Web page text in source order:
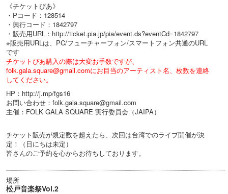
《チケットぴあ》
・Pコード：128514
・興行コード：1842797
・販売用URL：http://ticket.pia.jp/pia/event.ds?eventCd=1842797
※販売用URLは、PC/フューチャーフォン/スマートフォン共通のURL
です
チケットぴあ購入の際は大変お手数ですが、
folk.gala.square@gmail.comにお目当のアーティスト名、枚数を連絡
してください。
HP：http://j.mp/fgs16
お問い合わせ：folk.gala.square@gmail.com
主催：FOLK GALA SQUARE 実行委員会（JAIPA）
チケット販売が規定数を超えたら、次回は台湾でのライブ開催が決
定！（日にちは未定）
皆さんのご予約を心からお待ちしております。
場所
松戸音楽祭Vol.2